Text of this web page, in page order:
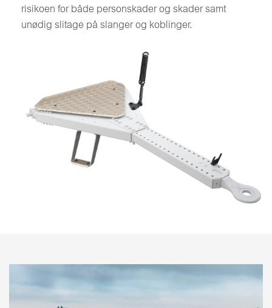
risikoen for både personskader og skader samt
unødig slitage på slanger og koblinger.